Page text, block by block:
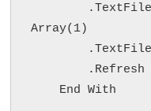
Array(1)